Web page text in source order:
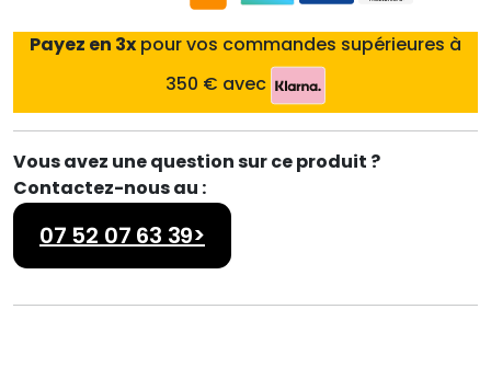
Payez en 3x pour vos commandes supérieures à
350 € avec
Vous avez une question sur ce produit ?
Contactez-nous au :
07 52 07 63 39>